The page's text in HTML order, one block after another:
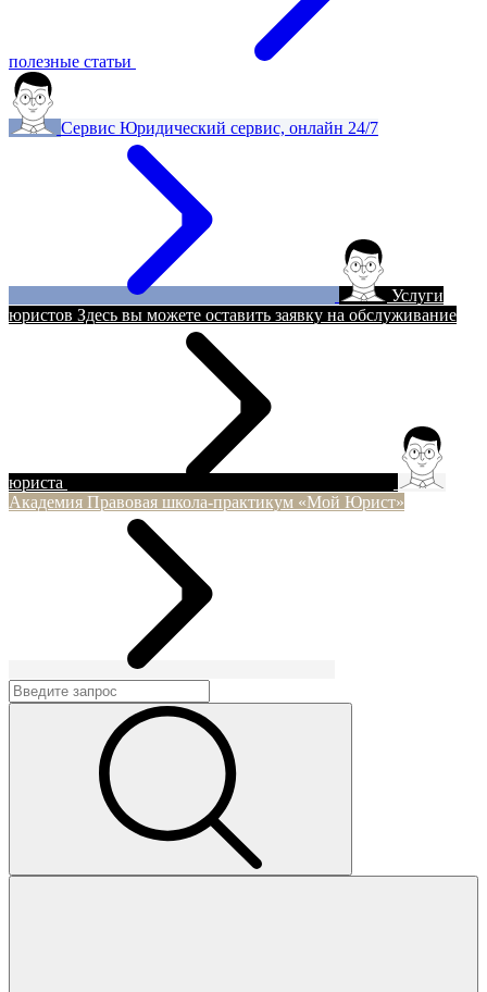
полезные статьи
Сервис Юридический сервис, онлайн 24/7
Услуги
юристов Здесь вы можете оставить заявку на обслуживание
юриста
Академия Правовая школа-практикум «Мой Юрист»